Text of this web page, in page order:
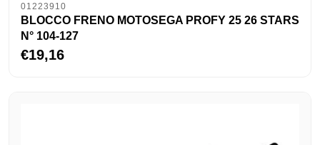
01223910
BLOCCO FRENO MOTOSEGA PROFY 25 26 STARS
N° 104-127
€19,16